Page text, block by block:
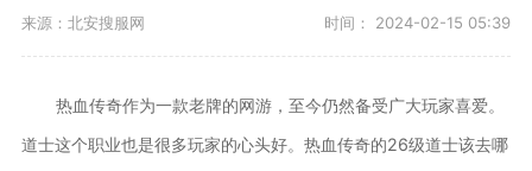
来源：北安搜服网 时间： 2024-02-15 05:39
热血传奇作为一款老牌的网游，至今仍然备受广大玩家喜爱。
道士这个职业也是很多玩家的心头好。热血传奇的26级道士该去哪